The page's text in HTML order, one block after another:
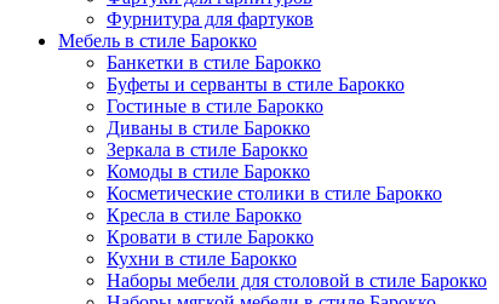
Фурнитура для фартуков
Мебель в стиле Барокко
Банкетки в стиле Барокко
Буфеты и серванты в стиле Барокко
Гостиные в стиле Барокко
Диваны в стиле Барокко
Зеркала в стиле Барокко
Комоды в стиле Барокко
Косметические столики в стиле Барокко
Кресла в стиле Барокко
Кровати в стиле Барокко
Кухни в стиле Барокко
Наборы мебели для столовой в стиле Барокко